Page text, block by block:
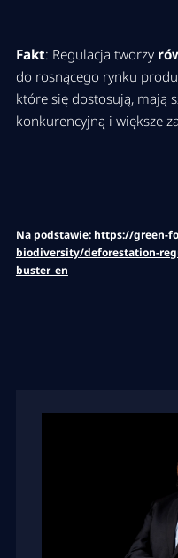
Fakt: Regulacja tworzy
do rosnącego rynku
które się dostosują, mają
konkurencyjną i większe
Na podstawie: https://green-
biodiversity/deforestation-
buster_en